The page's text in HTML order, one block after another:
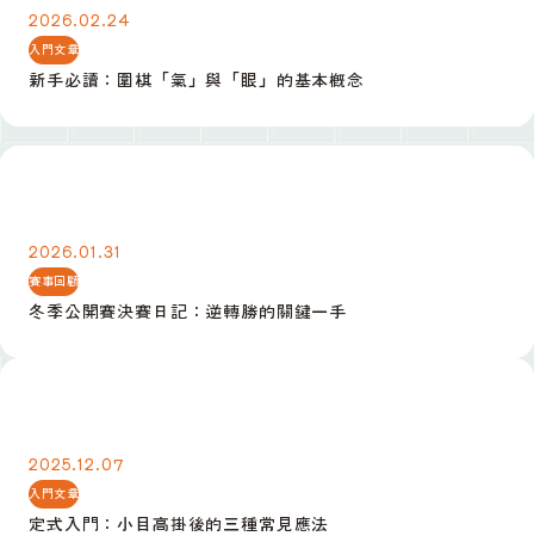
2026.02.24
入門文章
新手必讀：圍棋「氣」與「眼」的基本概念
2026.01.31
賽事回顧
冬季公開賽決賽日記：逆轉勝的關鍵一手
2025.12.07
入門文章
定式入門：小目高掛後的三種常見應法